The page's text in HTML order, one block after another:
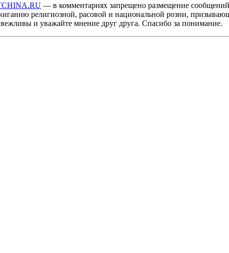
— в комментариях запрещено размещение
религиозной, расовой и национальной розни,
и уважайте мнение друг друга. Спасибо за понимание.